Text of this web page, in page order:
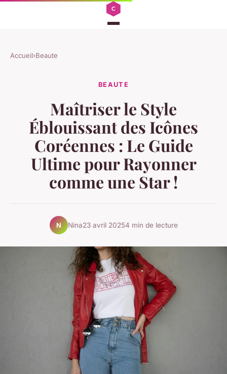
Accueil›Beaute
BEAUTE
Maîtriser le Style
Éblouissant des Icônes
Coréennes : Le Guide
Ultime pour Rayonner
comme une Star !
N Nina23 avril 20254 min de lecture